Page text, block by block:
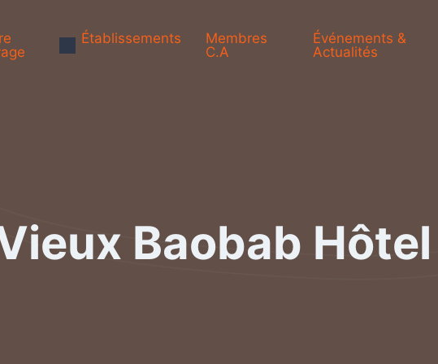
Établissements
Membres
C.A
Événements &
Actualités
Baobab Hôtel